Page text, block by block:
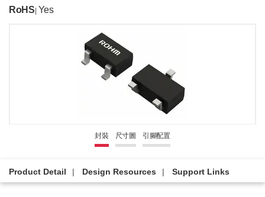
RoHS Yes
封裝 尺寸圖 引腳配置
Product Detail Design Resources Support Links